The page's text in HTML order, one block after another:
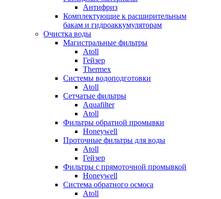
Антифриз
Комплектующие к расширительным
бакам и гидроаккумуляторам
Очистка воды
Магистральные фильтры
Atoll
Гейзер
Thermex
Системы водоподготовки
Atoll
Сетчатые фильтры
Aquafilter
Atoll
Фильтры обратной промывки
Honeywell
Проточные фильтры для воды
Atoll
Гейзер
Фильтры с прямоточной промывкой
Honeywell
Система обратного осмоса
Atoll